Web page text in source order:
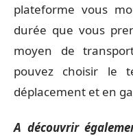
plateforme vous
durée que vous
moyen de
pouvez choisir le
déplacement et en
A découvrir